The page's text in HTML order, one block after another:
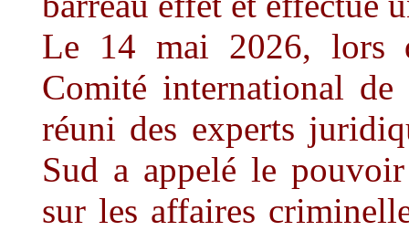
Le 14 mai 2026, lors
Comité international
réuni des experts
Sud a appelé le
sur les affaires